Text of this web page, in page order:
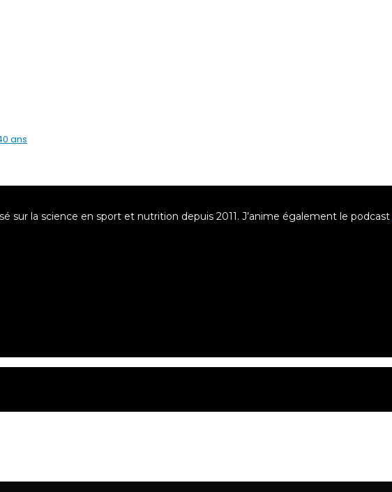
ans
sur la science en sport et nutrition depuis 2011. J’anime également le podcast